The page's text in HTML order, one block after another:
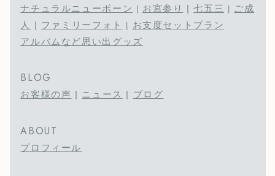
ナチュラルニューボーン お宮参り |七五三
ご成
人
ファミリーフォト
お支度セットプラン
アルバムなど思い出グッズ
BLOG
お客様の声 ニュース ブログ
ABOUT
プロフィール